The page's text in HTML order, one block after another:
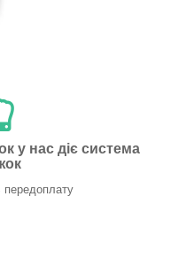
у нас діє система
передоплату